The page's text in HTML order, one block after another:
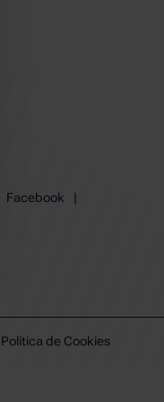
Facebook
|
Política de Cookies